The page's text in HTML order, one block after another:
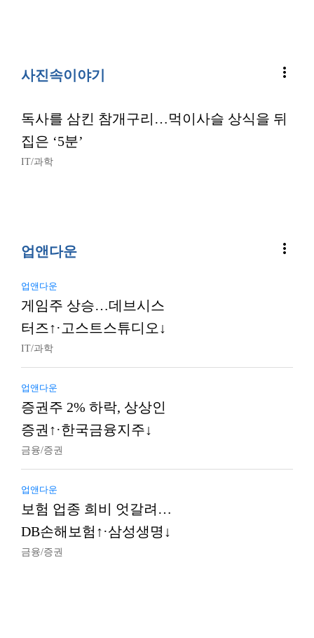
사진속이야기 more_vert
독사를 삼킨 참개구리…먹이사슬 상식을 뒤
집은 ‘5분’
IT/과학
업앤다운 more_vert
업앤다운
게임주 상승…데브시스
터즈↑·고스트스튜디오↓
IT/과학
업앤다운
증권주 2% 하락, 상상인
증권↑·한국금융지주↓
금융/증권
업앤다운
보험 업종 희비 엇갈려…
DB손해보험↑·삼성생명↓
금융/증권